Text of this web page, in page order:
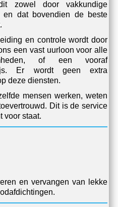
zowel door vakkundige
en dat bovendien de beste
en controle wordt door
een vast uurloon voor alle
of een vooraf
Er wordt geen extra
deze diensten.
mensen werken, weten
Dit is de service
voor staat.
en vervangen van lekke